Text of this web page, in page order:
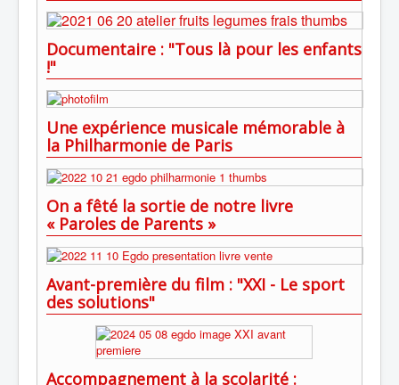
Documentaire : "Tous là pour les enfants
!"
Une expérience musicale mémorable à
la Philharmonie de Paris
On a fêté la sortie de notre livre
« Paroles de Parents »
Avant-première du film : "XXI - Le sport
des solutions"
Accompagnement à la scolarité :